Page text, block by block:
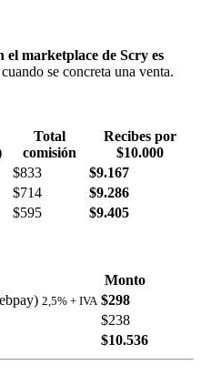
marketplace de Scry es
se concreta una venta.
Total
comisión
Recibes por
$10.000
$833
$9.167
$714
$9.286
$595 $9.405
Monto
2,5% + IVA $298
$238
$10.536